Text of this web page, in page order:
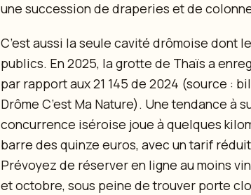
une succession de draperies et de
C’est aussi la seule cavité drômoise dont
publics. En 2025, la grotte de Thaïs a
par rapport aux 21 145 de 2024 (source :
Drôme C’est Ma Nature). Une tendance à
concurrence iséroise joue à quelques
barre des quinze euros, avec un tarif
Prévoyez de réserver en ligne au moins
et octobre, sous peine de trouver porte